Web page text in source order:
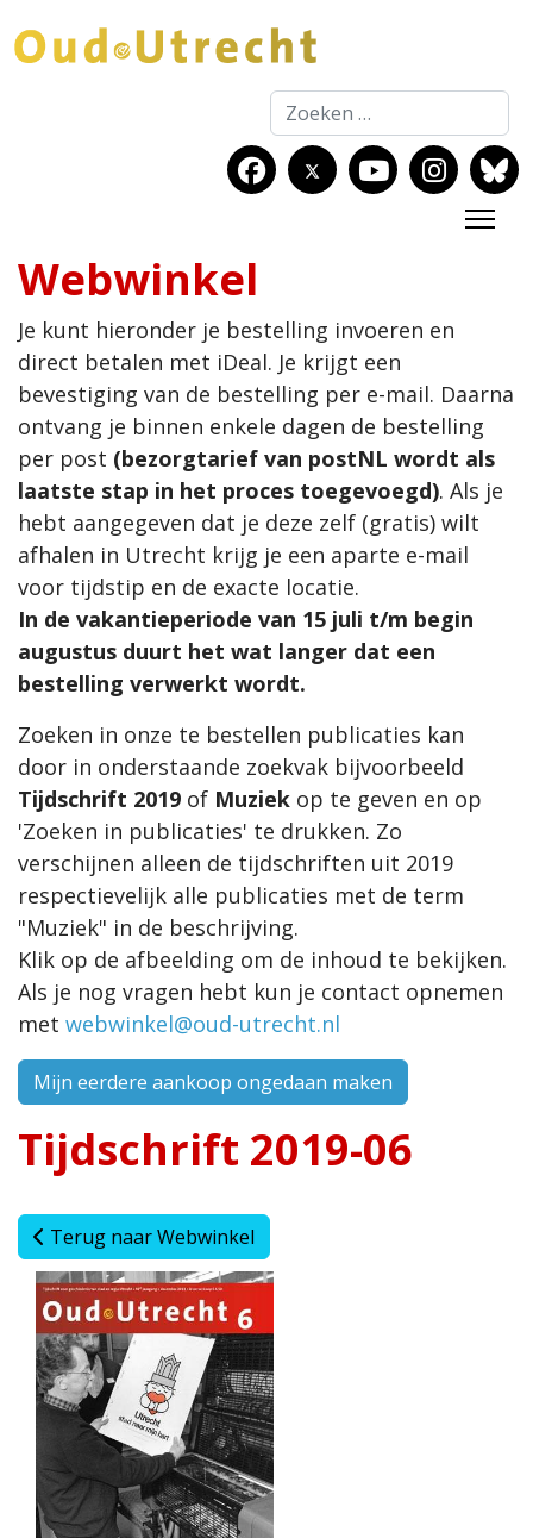
Zoeken
Webwinkel
Je kunt hieronder je bestelling invoeren en
direct betalen met iDeal. Je krijgt een
bevestiging van de bestelling per e-mail. Daarna
ontvang je binnen enkele dagen de bestelling
per post (bezorgtarief van postNL wordt als
laatste stap in het proces toegevoegd). Als je
hebt aangegeven dat je deze zelf (gratis) wilt
afhalen in Utrecht krijg je een aparte e-mail
voor tijdstip en de exacte locatie.
In de vakantieperiode van 15 juli t/m begin
augustus duurt het wat langer dat een
bestelling verwerkt wordt.
Zoeken in onze te bestellen publicaties kan
door in onderstaande zoekvak bijvoorbeeld
Tijdschrift 2019 of Muziek op te geven en op
'Zoeken in publicaties' te drukken. Zo
verschijnen alleen de tijdschriften uit 2019
respectievelijk alle publicaties met de term
"Muziek" in de beschrijving.
Klik op de afbeelding om de inhoud te bekijken.
Als je nog vragen hebt kun je contact opnemen
met webwinkel@oud-utrecht.nl
Mijn eerdere aankoop ongedaan maken
Tijdschrift 2019-06
Terug naar Webwinkel